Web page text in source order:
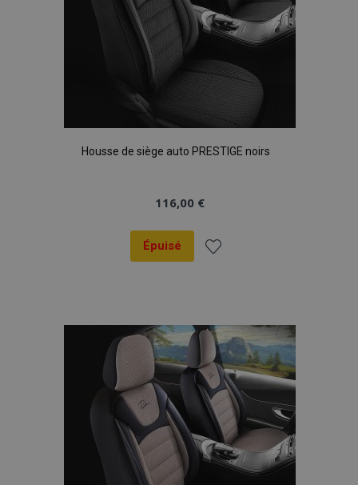
Housse de siège auto PRESTIGE noirs
116,00 €
Épuisé
liste
d'achats